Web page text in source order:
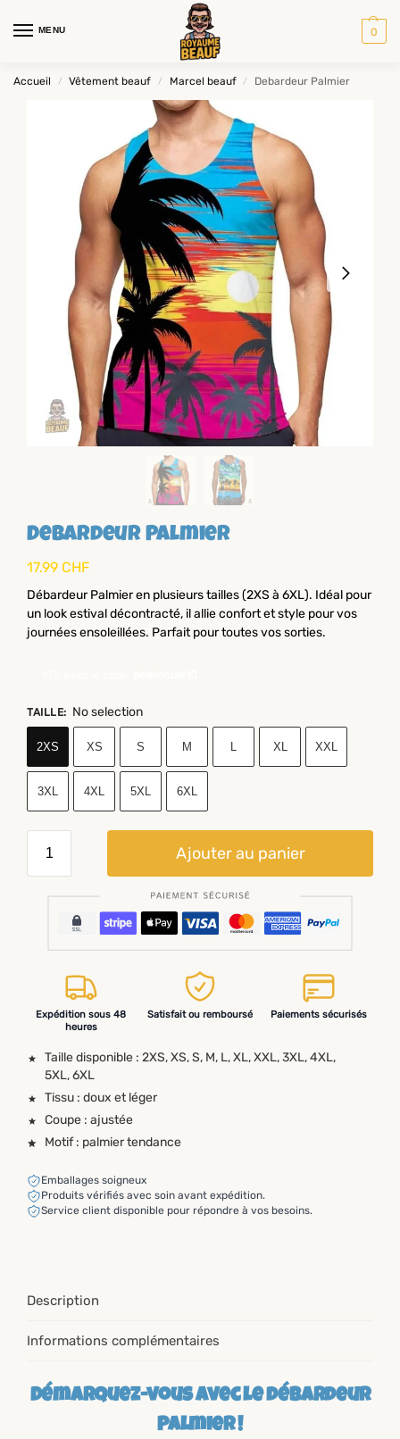
MENU 0
Accueil / Vêtement beauf / Marcel beauf / Debardeur Palmier
Debardeur Palmier
17.99 CHF
Débardeur Palmier en plusieurs tailles (2XS à 6XL). Idéal pour
un look estival décontracté, il allie confort et style pour vos
journées ensoleillées. Parfait pour toutes vos sorties.
TAILLE: No selection
2XS XS S M XL XXL
3XL 4XL 5XL 6XL
Ajouter au panier
Expédition sous 48
heures
Satisfait ou remboursé Paiements sécurisés
Taille disponible : 2XS, XS, S, M, L, XL, XXL, 3XL, 4XL,
5XL, 6XL
Tissu : doux et léger
Coupe : ajustée
Motif : palmier tendance
Emballages soigneux
Produits vérifiés avec soin avant expédition.
Service client disponible pour répondre à vos besoins.
Description
Informations complémentaires
Démarquez-vous avec le débardeur
Palmier !